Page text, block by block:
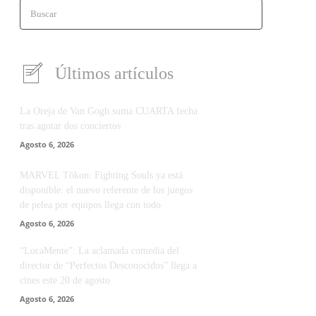
Buscar
Últimos artículos
La Oreja de Van Gogh suma CUARTA fecha
tras agotar dos conciertos
Agosto 6, 2026
MARVEL Tōkon: Fighting Souls ya está
disponible: el nuevo referente de los juegos
de pelea por equipos llega con todo
Agosto 6, 2026
“LocaMente”: La aclamada comedia del
director de “Perfectos Desconocidos” llega a
cines este 20 de agosto
Agosto 6, 2026